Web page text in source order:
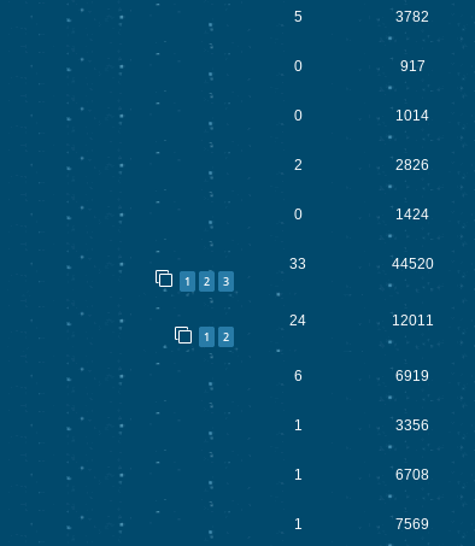
5 3782
0 917
0 1014
2 2826
0 1424
1 2 3
33 44520
1 2
24 12011
6 6919
1 3356
1 6708
1 7569